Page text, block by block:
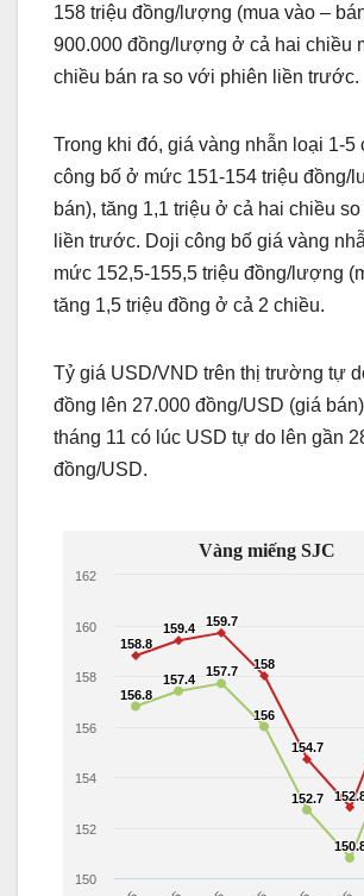
158 triệu đồng/lượng (mua vào –
900.000 đồng/lượng ở cả hai chiều
chiều bán ra so với phiên liền trước.
Trong khi đó, giá vàng nhẫn loại 1-
công bố ở mức 151-154 triệu đồng/
bán), tăng 1,1 triệu ở cả hai chiều
liền trước. Doji công bố giá vàng
mức 152,5-155,5 triệu đồng/lượng
tăng 1,5 triệu đồng ở cả 2 chiều.
Tỷ giá USD/VND trên thị trường tự
đồng lên 27.000 đồng/USD (giá
tháng 11 có lúc USD tự do lên gần
đồng/USD.